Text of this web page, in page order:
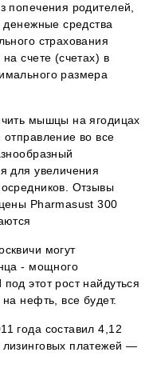
попечения родителей,
средства
страхования
счете (счетах) в
размера
мышцы на ягодицах
во все
для увеличения
Отзывы
Pharmasust 300
могут
- мощного
этот рост найдуться
нефть, все будет.
года составил 4,12
платежей —